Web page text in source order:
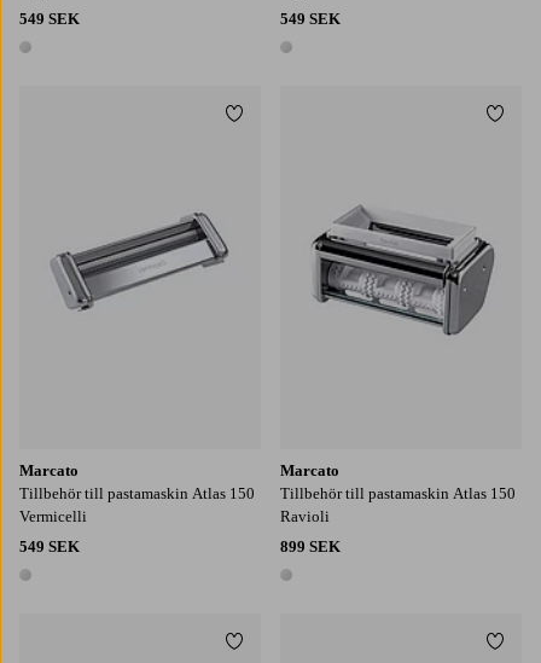
549 SEK
1 färg
549 SEK
1 färg
Marcato
Tillbehör till pastamaskin Atlas 150
Vermicelli
549 SEK
1 färg
Lägg till i favoriter
Marcato
Tillbehör till pastamaskin Atlas 150
Ravioli
899 SEK
1 färg
Lägg till i favoriter